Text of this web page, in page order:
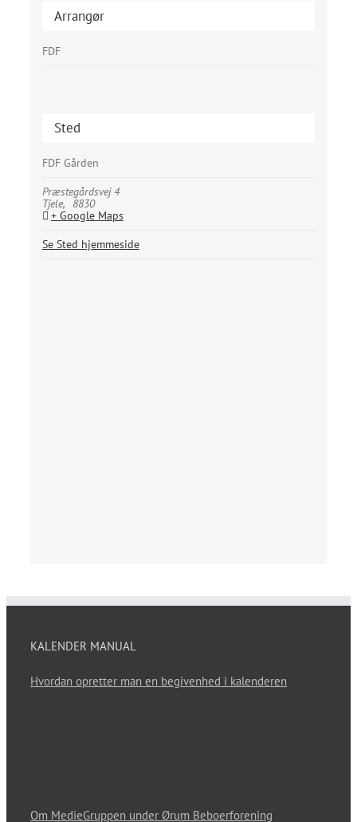
Arrangør
FDF
Sted
FDF Gården
Præstegårdsvej 4
Tjele,
8830
+ Google Maps
Se Sted hjemmeside
KALENDER MANUAL
Hvordan opretter man en begivenhed i kalenderen
Om MedieGruppen under Ørum Beboerforening